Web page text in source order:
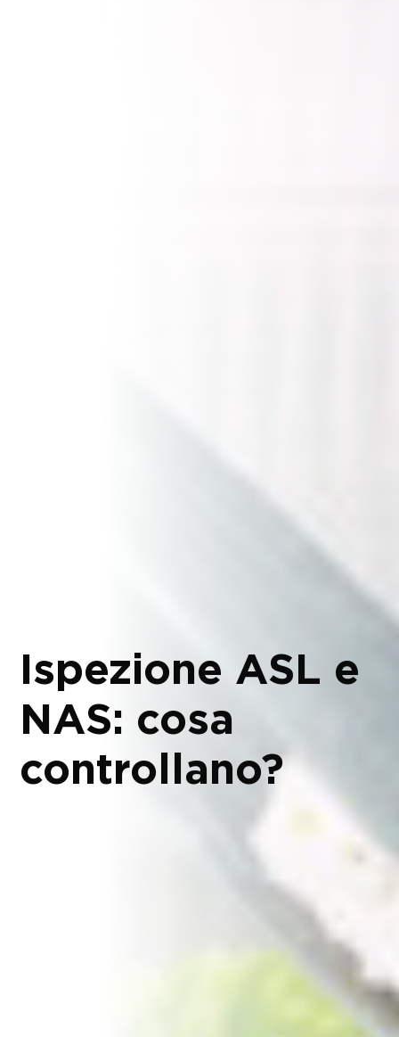
Ispezione ASL e
NAS: cosa
controllano?